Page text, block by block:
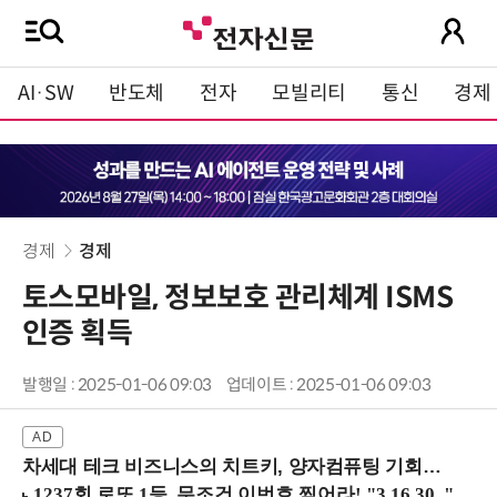
AI·SW 반도체 전자 모빌리티 통신 경제
경제 경제
토스모바일, 정보보호 관리체계 ISMS
인증 획득
발행일 : 2025-01-06 09:03 업데이트 : 2025-01-06 09:03
차세대 테크 비즈니스의 치트키, 양자컴퓨팅 기회를 선점하라! (8/28 강남역)